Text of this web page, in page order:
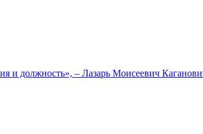
и должность», – Лазарь Моисеевич